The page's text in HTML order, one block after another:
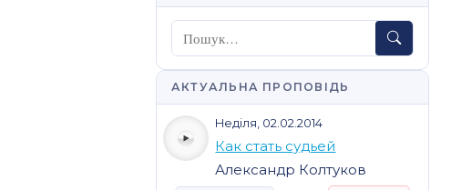
Пошук
АКТУАЛЬНА ПРОПОВІДЬ
Неділя, 02.02.2014
Как стать судьей
Александр Колтуков